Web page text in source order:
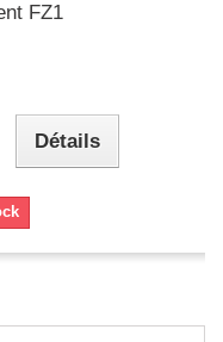
FZ1
Détails